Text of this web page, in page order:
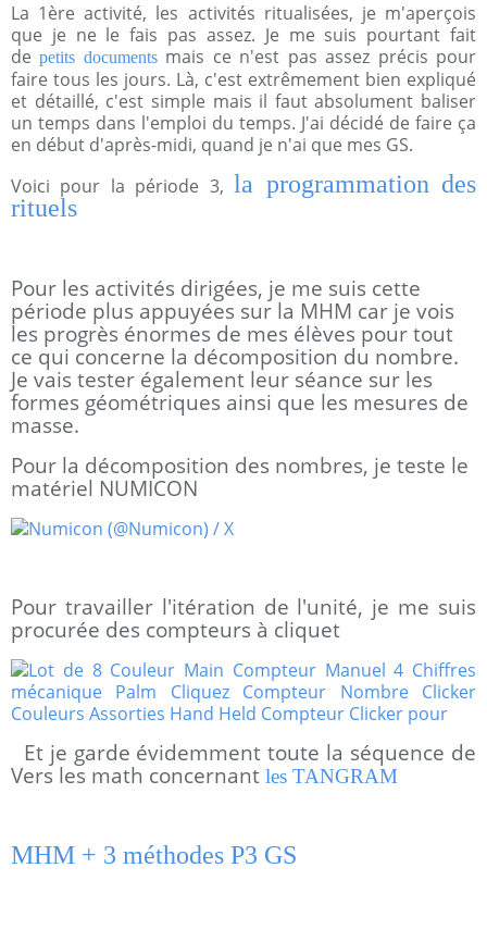
La 1ère activité, les activités ritualisées, je m'aperçois
que je ne le fais pas assez. Je me suis pourtant fait
depetits documents mais ce n'est pas assez précis pour
faire tous les jours. Là, c'est extrêmement bien expliqué
et détaillé, c'est simple mais il faut absolument baliser
un temps dans l'emploi du temps. J'ai décidé de faire ça
en début d'après-midi, quand je n'ai que mes GS.
Voici pour la période 3,la programmation des
rituels
Pour les activités dirigées, je me suis cette
période plus appuyées sur la MHM car je vois
les progrès énormes de mes élèves pour tout
ce qui concerne la décomposition du nombre.
Je vais tester également leur séance sur les
formes géométriques ainsi que les mesures de
masse.
Pour la décomposition des nombres, je teste le
matériel NUMICON
Pour travailler l'itération de l'unité, je me suis
procurée des compteurs à cliquet
Et je garde évidemment toute la séquence de
Vers les math concernant les TANGRAM
MHM + 3 méthodes P3 GS